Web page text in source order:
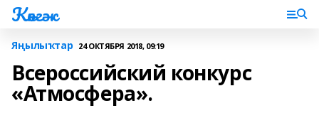
Көнгәк
Яңылыҡтар 24 ОКТЯБРЯ 2018, 09:19
Всероссийский конкурс
«Атмосфера».